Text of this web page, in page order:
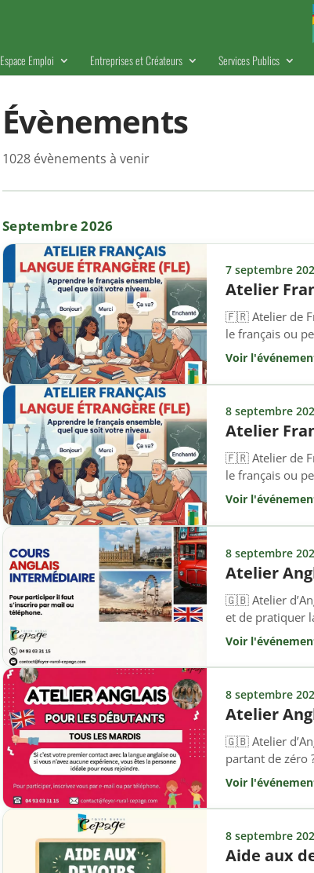
Espace Emploi Entreprises et Créateurs Services Publics
Évènements
1028 évènements à venir
Septembre 2026
7 septembre
Atelier
🇫🇷 Atelier de
le français ou
! Cet atelier
Voir
8 septembre
Atelier
🇫🇷 Atelier de
le français ou
! Cet atelier
Voir
8 septembre
Atelier
🇬🇧 Atelier
et de pratiquer
hebdomadaire
vocabulaire […]
Voir
8 septembre
Atelier
🇬🇧 Atelier
partant de zéro
spécifiquement
ambiance
Voir
8 septembre
Aide aux